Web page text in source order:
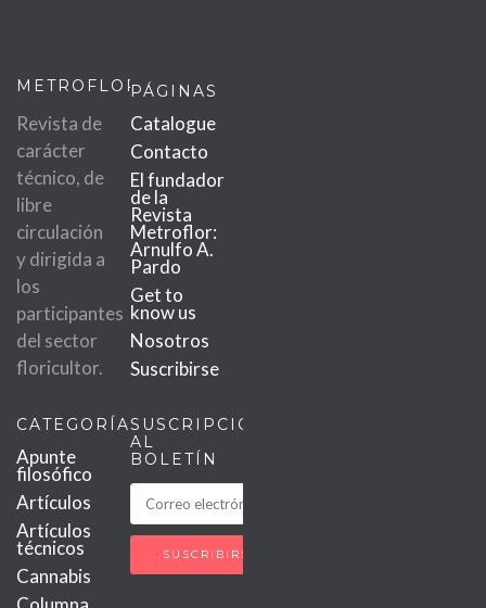
METROFLOR
Revista de
carácter
técnico, de
libre
circulación
y dirigida a
los
participantes
del sector
floricultor.
PÁGINAS
Catalogue
Contacto
El fundador
de la
Revista
Metroflor:
Arnulfo A.
Pardo
Get to
know us
Nosotros
Suscribirse
CATEGORÍAS
Apunte
filosófico
Artículos
Artículos
técnicos
Cannabis
SUSCRIPCIÓN
AL
BOLETÍN